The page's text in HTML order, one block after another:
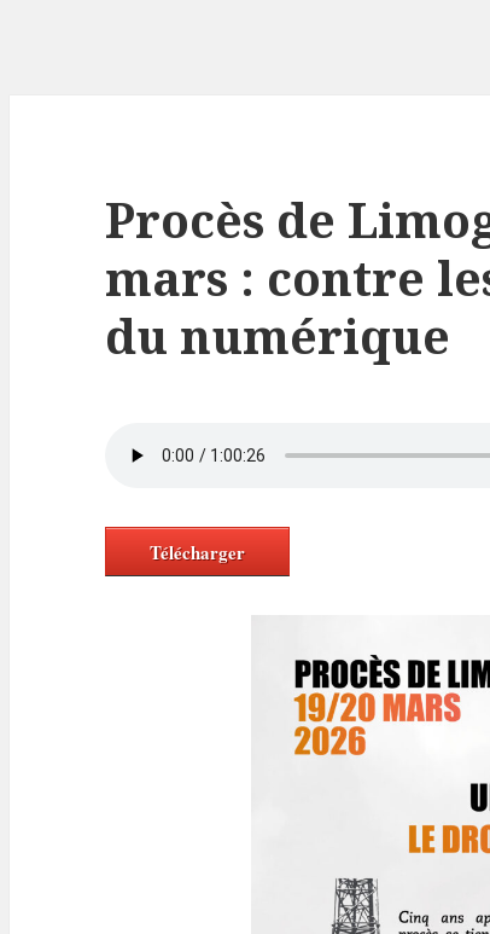
Procès de
mars : contre
du numérique
Télécharger